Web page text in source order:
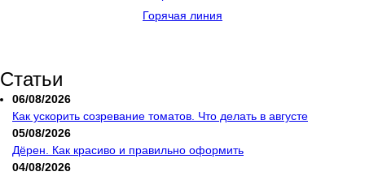
Горячая линия
Статьи
06/08/2026
Как ускорить созревание томатов. Что делать в августе
05/08/2026
Дёрен. Как красиво и правильно оформить
04/08/2026